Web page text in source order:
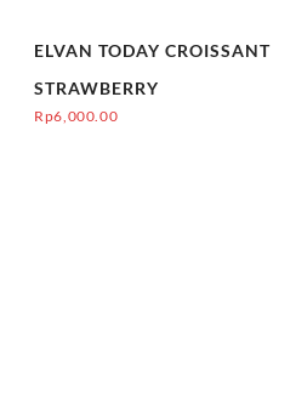
ELVAN TODAY CROISSANT
STRAWBERRY
Rp6,000.00